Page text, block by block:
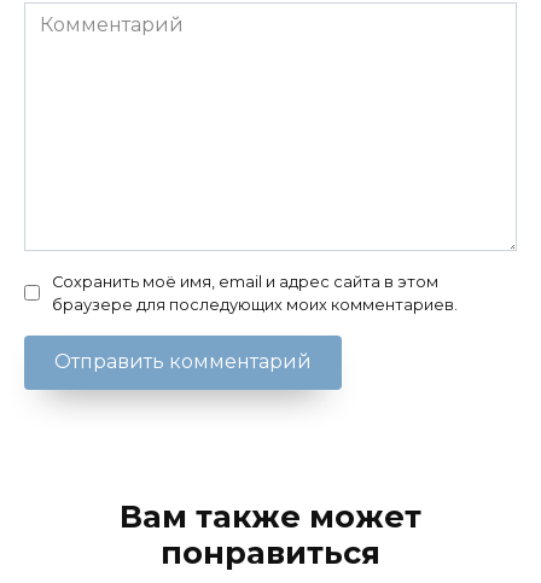
Комментарий
Сохранить моё имя, email и адрес сайта в этом
браузере для последующих моих комментариев.
Вам также может
понравиться